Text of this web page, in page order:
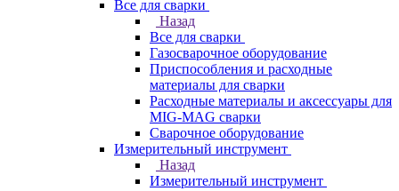
Все для сварки
Назад
Все для сварки
Газосварочное оборудование
Приспособления и расходные
материалы для сварки
Расходные материалы и аксессуары для
MIG-MAG сварки
Сварочное оборудование
Измерительный инструмент
Назад
Измерительный инструмент